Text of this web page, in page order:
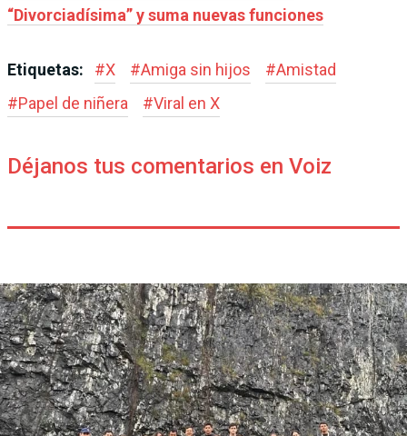
“Divorciadísima” y suma nuevas funciones
Etiquetas: #X #Amiga sin hijos #Amistad
#Papel de niñera #Viral en X
Déjanos tus comentarios en Voiz